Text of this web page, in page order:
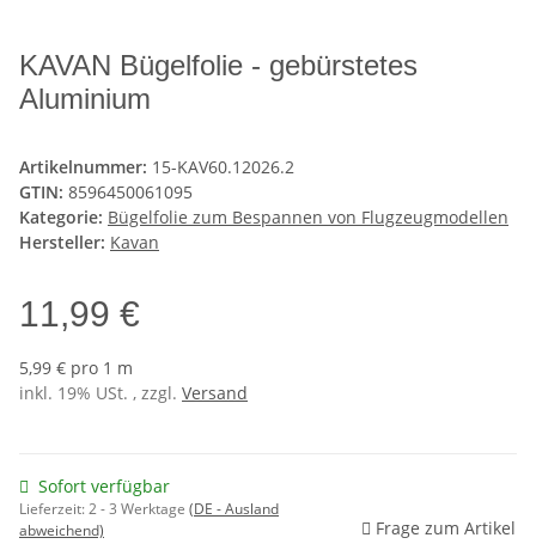
KAVAN Bügelfolie - gebürstetes
Aluminium
Artikelnummer: 15-KAV60.12026.2
GTIN: 8596450061095
Kategorie: Bügelfolie zum Bespannen von Flugzeugmodellen
Hersteller: Kavan
11,99 €
5,99 € pro 1 m
inkl. 19% USt. , zzgl. Versand
Sofort verfügbar
Lieferzeit:2 - 3 Werktage (DE - Ausland
abweichend)
Frage zum Artikel